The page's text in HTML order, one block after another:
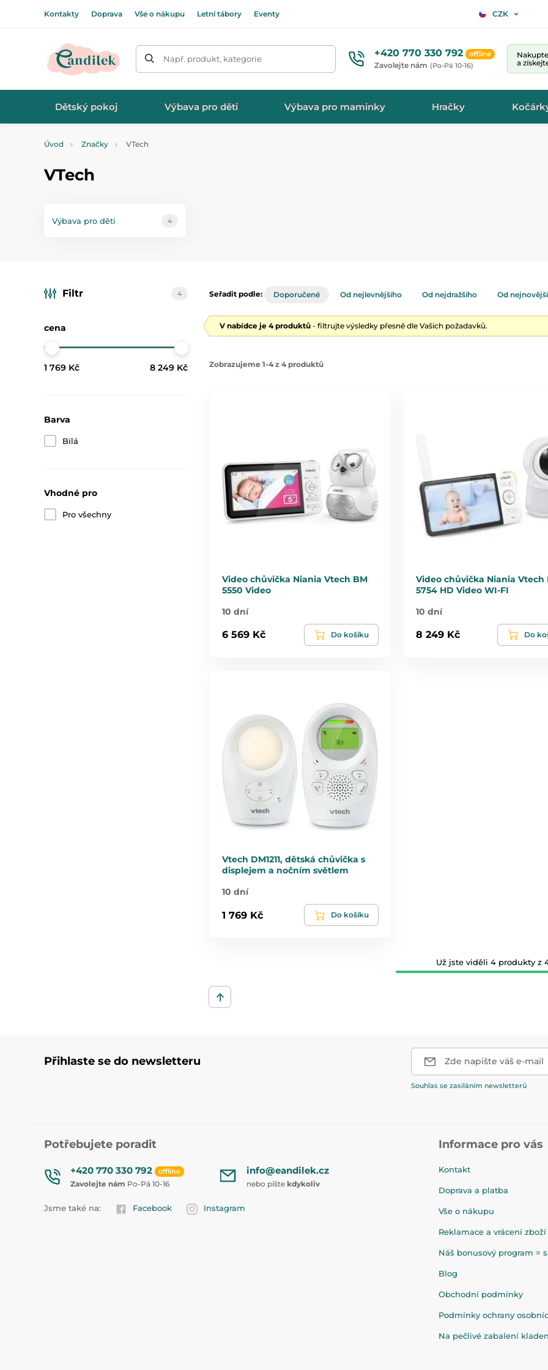
Kontakty Doprava Vše o nákupu Letní tábory Eventy CZK
Např. produkt, kategorie +420 770 330 792 offline
Zavolejte nám (Po-Pá 10-16)
a
Dětský pokoj Výbava pro děti Výbava pro maminky Hračky
Úvod Značky VTech
VTech
Výbava pro děti 4
Filtr 4
cena
1 769 Kč 8 249 Kč
Barva
Bílá
Vhodné pro
Pro všechny
Seřadit podle: Doporučené Od nejlevnějšího Od nejdražšího Od
V nabídce je 4 produktů - filtrujte výsledky přesně dle Vašich požadavků.
Zobrazujeme 1-4 z 4 produktů
Video chůvička Niania Vtech BM
5550 Video
10 dní
6 569 Kč Do košíku
Video chůvička Niania Vtech
5754 HD Video WI-FI
10 dní
8 249 Kč Do
Vtech DM1211, dětská chůvička s
displejem a nočním světlem
10 dní
1 769 Kč Do košíku
Už jste viděli 4 produkty z
Přihlaste se do newsletteru Zde napište váš e-mail
Souhlas se zasíláním newsletterů
Potřebujete poradit
+420 770 330 792 offline
Zavolejte nám Po-Pá 10-16
info@eandilek.cz
nebo pište kdykoliv
Jsme také na: Facebook Instagram
Informace pro vás
Kontakt
Doprava a platba
Vše o nákupu
Reklamace a vrácení zboží
Náš bonusový program =
Blog
Obchodní podmínky
Podmínky ochrany
Na pečlivé zabalení